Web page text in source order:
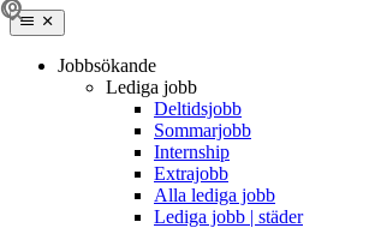
Jobbsökande
Lediga jobb
Deltidsjobb
Sommarjobb
Internship
Extrajobb
Alla lediga jobb
Lediga jobb | städer